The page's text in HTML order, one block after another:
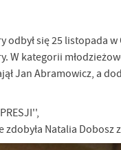
odbył się 25 listopada
W kategorii
Jan Abramowicz, a
Natalia Dobosz